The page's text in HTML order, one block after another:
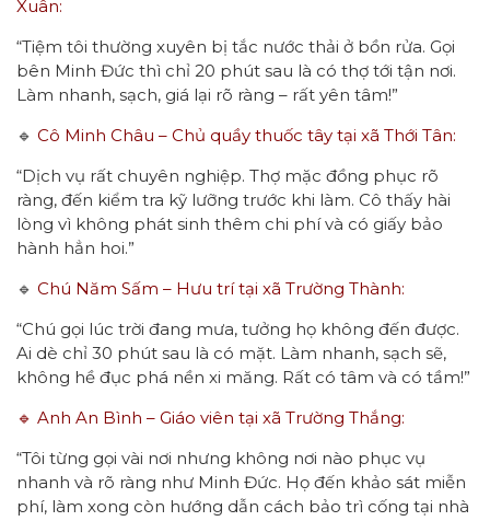
Xuân:
“Tiệm tôi thường xuyên bị tắc nước thải ở bồn rửa. Gọi
bên Minh Đức thì chỉ 20 phút sau là có thợ tới tận nơi.
Làm nhanh, sạch, giá lại rõ ràng – rất yên tâm!”
🔹 Cô Minh Châu – Chủ quầy thuốc tây tại xã Thới Tân:
“Dịch vụ rất chuyên nghiệp. Thợ mặc đồng phục rõ
ràng, đến kiểm tra kỹ lưỡng trước khi làm. Cô thấy hài
lòng vì không phát sinh thêm chi phí và có giấy bảo
hành hẳn hoi.”
🔹 Chú Năm Sấm – Hưu trí tại xã Trường Thành:
“Chú gọi lúc trời đang mưa, tưởng họ không đến được.
Ai dè chỉ 30 phút sau là có mặt. Làm nhanh, sạch sẽ,
không hề đục phá nền xi măng. Rất có tâm và có tầm!”
🔹 Anh An Bình – Giáo viên tại xã Trường Thắng:
“Tôi từng gọi vài nơi nhưng không nơi nào phục vụ
nhanh và rõ ràng như Minh Đức. Họ đến khảo sát miễn
phí, làm xong còn hướng dẫn cách bảo trì cống tại nhà